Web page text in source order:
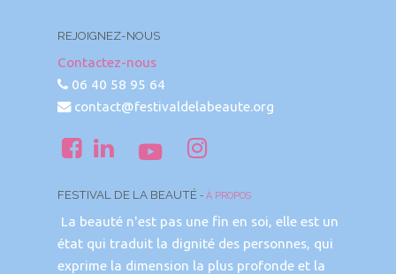
REJOIGNEZ-NOUS
Contactez-nous
06 40 58 95 64
contact@festivaldelabeaute.org
FESTIVAL DE LA BEAUTÉ - À PROPOS
La beauté n'est pas une fin en soi, elle est un
état qui traduit la dignité des personnes, qui
exprime la dimension la plus profonde et la